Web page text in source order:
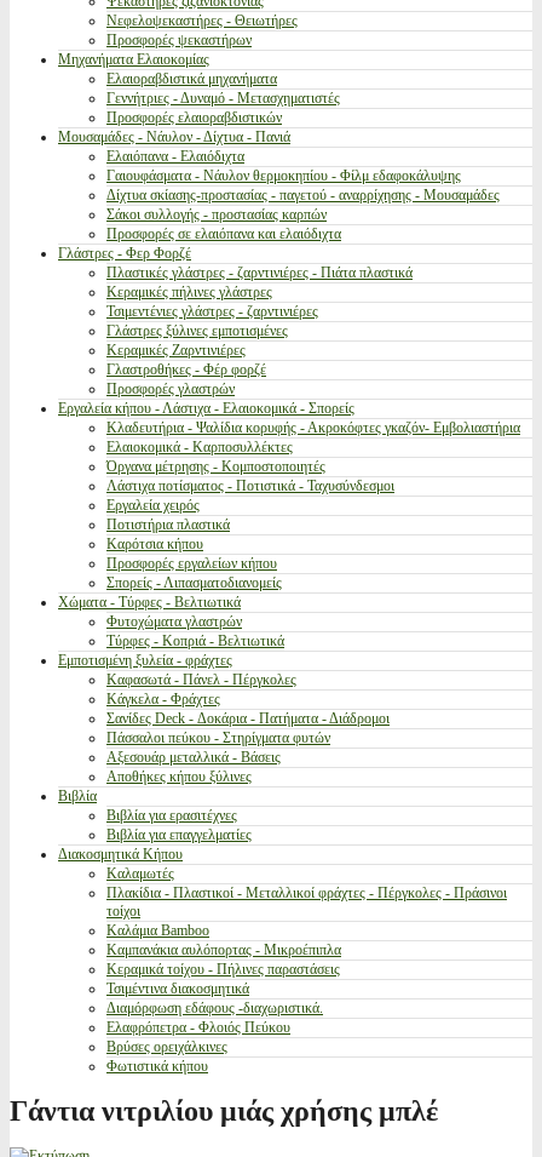
Νεφελοψεκαστήρες - Θειωτήρες
Προσφορές ψεκαστήρων
Μηχανήματα Ελαιοκομίας
Ελαιοραβδιστικά μηχανήματα
Γεννήτριες - Δυναμό - Μετασχηματιστές
Προσφορές ελαιοραβδιστικών
Μουσαμάδες - Νάυλον - Δίχτυα - Πανιά
Ελαιόπανα - Ελαιόδιχτα
Γαιουφάσματα - Νάυλον θερμοκηπίου - Φίλμ εδαφοκάλυψης
Δίχτυα σκίασης-προστασίας - παγετού - αναρρίχησης - Μουσαμάδες
Σάκοι συλλογής - προστασίας καρπών
Προσφορές σε ελαιόπανα και ελαιόδιχτα
Γλάστρες - Φερ Φορζέ
Πλαστικές γλάστρες - ζαρντινιέρες - Πιάτα πλαστικά
Κεραμικές πήλινες γλάστρες
Τσιμεντένιες γλάστρες - ζαρντινιέρες
Γλάστρες ξύλινες εμποτισμένες
Κεραμικές Ζαρντινιέρες
Γλαστροθήκες - Φέρ φορζέ
Προσφορές γλαστρών
Εργαλεία κήπου - Λάστιχα - Ελαιοκομικά - Σπορείς
Κλαδευτήρια - Ψαλίδια κορυφής - Ακροκόφτες γκαζόν- Εμβολιαστήρια
Ελαιοκομικά - Καρποσυλλέκτες
Όργανα μέτρησης - Κομποστοποιητές
Λάστιχα ποτίσματος - Ποτιστικά - Ταχυσύνδεσμοι
Εργαλεία χειρός
Ποτιστήρια πλαστικά
Καρότσια κήπου
Προσφορές εργαλείων κήπου
Σπορείς - Λιπασματοδιανομείς
Χώματα - Τύρφες - Βελτιωτικά
Φυτοχώματα γλαστρών
Τύρφες - Κοπριά - Βελτιωτικά
Εμποτισμένη ξυλεία - φράχτες
Καφασωτά - Πάνελ - Πέργκολες
Κάγκελα - Φράχτες
Σανίδες Deck - Δοκάρια - Πατήματα - Διάδρομοι
Πάσσαλοι πεύκου - Στηρίγματα φυτών
Αξεσουάρ μεταλλικά - Βάσεις
Αποθήκες κήπου ξύλινες
Βιβλία
Βιβλία για ερασιτέχνες
Βιβλία για επαγγελματίες
Διακοσμητικά Κήπου
Καλαμωτές
Πλακίδια - Πλαστικοί - Μεταλλικοί φράχτες - Πέργκολες - Πράσινοι
τοίχοι
Καλάμια Bamboo
Καμπανάκια αυλόπορτας - Μικροέπιπλα
Κεραμικά τοίχου - Πήλινες παραστάσεις
Τσιμέντινα διακοσμητικά
Διαμόρφωση εδάφους -διαχωριστικά.
Ελαφρόπετρα - Φλοιός Πεύκου
Βρύσες ορειχάλκινες
Φωτιστικά κήπου
Γάντια νιτριλίου μιάς χρήσης μπλέ